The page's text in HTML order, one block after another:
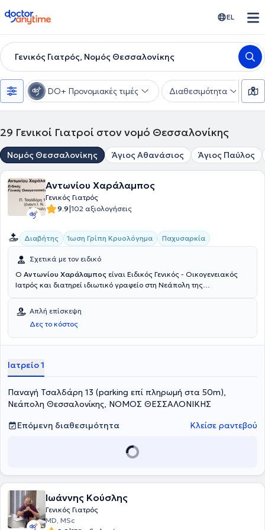
doctoranytime EL
Γενικός Γιατρός, Νομός Θεσσαλονίκης
DO+ Προνομιακές τιμές Διαθεσιμότητα
29 Γενικοί Γιατροί στον νομό Θεσσαλονίκης
Νομός Θεσσαλονίκης Άγιος Αθανάσιος Άγιος Παύλος
Αντωνίου Χαράλαμπος
Γενικός Γιατρός
9.9|102 αξιολογήσεις
Διαβήτης Ίωση Γρίπη Κρυολόγημα Παχυσαρκία
Σχετικά με τον ειδικό
Ο Αντωνίου Χαράλαμπος είναι Ειδικός Γενικός - Οικογενειακός
Ιατρός και διατηρεί ιδιωτικό γραφείο στη Νεάπολη της
Ιατρική (ΕΚΑΒ) και έχει πραγματοποιήσει μετεκπαίδευση στην
Λιπιδιολογία. Ασχολείται με την αντιμετώπιση του σακχαρώδους
διαβήτη, της δυσλιπιδαιμίας - αθηρωμάτωσης, της αρτηριακής
υπέρτασης, της οστεοπόρωσης, καθώς και με οξείες λοιμώξεις
είναι πλήρως εξοπλισμένο με ωτοσκόπιο, καρδιογράφους,
δυνατότητα μέτρησης γλυκοζυλιωμένης (HBA1C), λιπιδίων και άλλα.
Αθηροσκλήρωσης.
Απλή επίσκεψη
Δες το κόστος
Ιατρείο 1
Παναγή Τσαλδάρη 13 (parking επί πληρωμή στα 50m),
Νεάπολη Θεσσαλονίκης, ΝΟΜΟΣ ΘΕΣΣΑΛΟΝΙΚΗΣ
Επόμενη διαθεσιμότητα
Κλείσε ραντεβού
Ιωάννης Κούσλης
Γενικός Γιατρός
MD, MSc